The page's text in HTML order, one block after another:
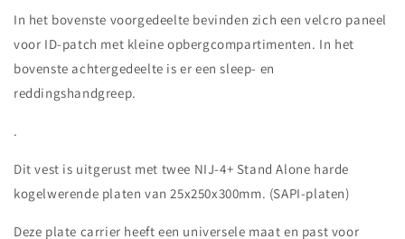
In het bovenste voorgedeelte bevinden zich een velcro paneel
voor ID-patch met kleine opbergcompartimenten. In het
bovenste achtergedeelte is er een sleep- en
reddingshandgreep.
.
Dit vest is uitgerust met twee NIJ-4+ Stand Alone harde
kogelwerende platen van 25x250x300mm. (SAPI-platen)
Deze plate carrier heeft een universele maat en past voor